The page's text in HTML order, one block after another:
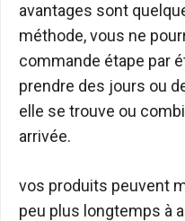
avantages sont
méthode, vous ne
commande étape par
prendre des jours ou
elle se trouve ou
arrivée.
vos produits peuvent
peu plus longtemps à